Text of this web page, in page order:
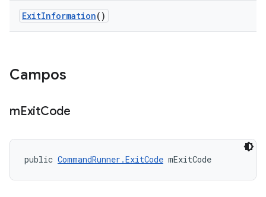
ExitInformation()
Campos
mExitCode
public CommandRunner.ExitCode mExitCode